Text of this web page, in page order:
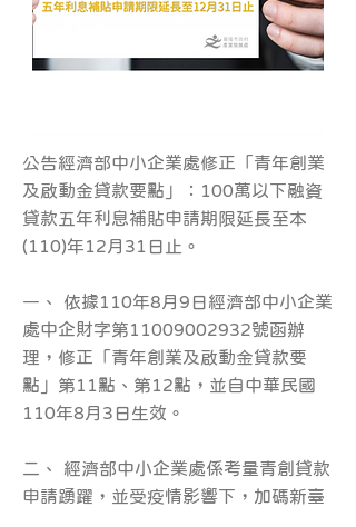
公告經濟部中小企業處修正「青年創業
及啟動金貸款要點」：100萬以下融資
貸款五年利息補貼申請期限延長至本
(110)年12月31日止。
一、 依據110年8月9日經濟部中小企業
處中企財字第11009002932號函辦
理，修正「青年創業及啟動金貸款要
點」第11點、第12點，並自中華民國
110年8月3日生效。
二、 經濟部中小企業處係考量青創貸款
申請踴躍，並受疫情影響下，加碼新臺